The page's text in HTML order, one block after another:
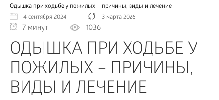
Одышка при ходьбе у пожилых – причины, виды и лечение
4 сентября 2024
3 марта 2026
7 минут 1036
ОДЫШКА ПРИ ХОДЬБЕ У
ПОЖИЛЫХ – ПРИЧИНЫ,
ВИДЫ И ЛЕЧЕНИЕ
ЗДОРОВЬЕ
КРАСОТА
ПСИХОЛОГИЯ
ДЕТИ
ДОМ